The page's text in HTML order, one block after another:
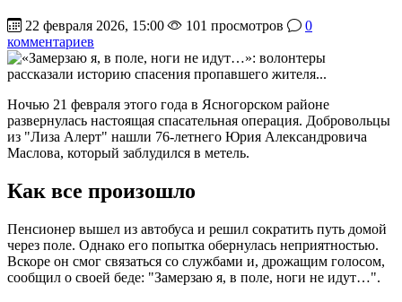
22 февраля 2026, 15:00 101 просмотров
0
комментариев
Ночью 21 февраля этого года в Ясногорском районе
развернулась настоящая спасательная операция. Добровольцы
из "Лиза Алерт" нашли 76-летнего Юрия Александровича
Маслова, который заблудился в метель.
Как все произошло
Пенсионер вышел из автобуса и решил сократить путь домой
через поле. Однако его попытка обернулась неприятностью.
Вскоре он смог связаться со службами и, дрожащим голосом,
сообщил о своей беде: "Замерзаю я, в поле, ноги не идут…".